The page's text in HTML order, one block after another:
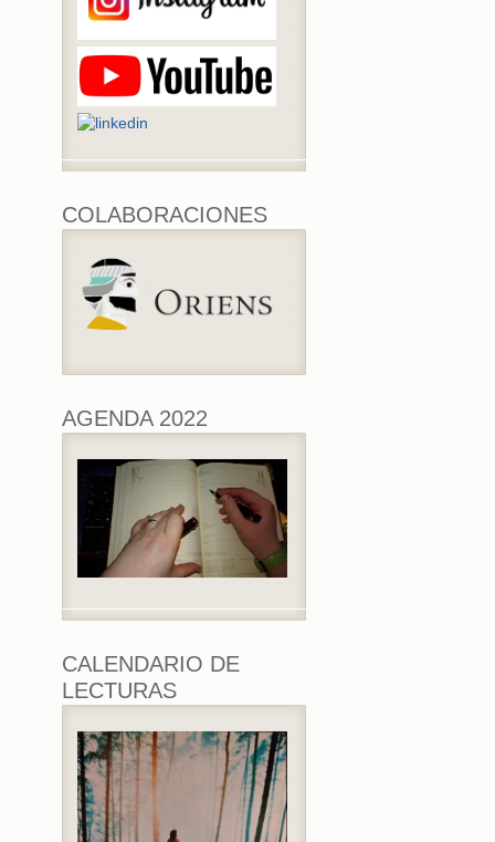
COLABORACIONES
AGENDA 2022
CALENDARIO DE
LECTURAS